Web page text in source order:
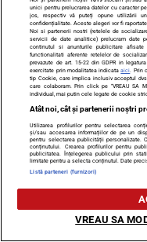
O nouă țeapă face
de escrocii
Cătălin Botezatu,
unici pentru prelucrarea datelor cu caracter
jos, respectiv vă puteți opune utilizării
confidențialitate. Aceste alegeri vor fi
Noi si partenerii nostri (retelele de
servicii de date analitice) prelucram date
continutul si anunturile publicitare
functionalitati aferente retelelor de
prevazute de art. 15-22 din GDPR in
exercitate prin modalitatea indicataaici .
tip Cookie, care implica inclusiv acceptul
care colaboram. Prin click pe “VREAU SA
individual, mai putin cele legate de cookie
Atât noi, cât și partenerii noștri
Utilizarea profilurilor pentru selectarea
și/sau accesarea informațiilor de pe un
pentru selectarea publicității personalizate.
conținutului. Crearea profilurilor pentru
publicitatea. Înțelegerea publicului prin
limitate pentru a selecta conținutul. Date
Listă parteneri (furnizori)
VREAU SA